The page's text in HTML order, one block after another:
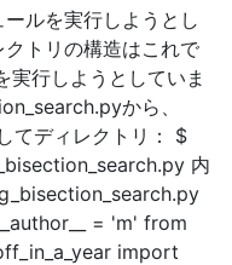
ルを実行しようとし
トリの構造はこれで
実行しようとしていま
から、
てディレクトリ： $
内
= 'm' from
import